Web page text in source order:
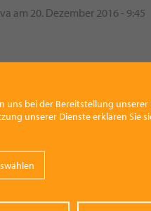
am 20. Dezember 2016 - 9:45
Seniorenheim
am18. Mai 2016 - 8:26
uns bei der Bereitstellung unserer
unserer Dienste erklären Sie